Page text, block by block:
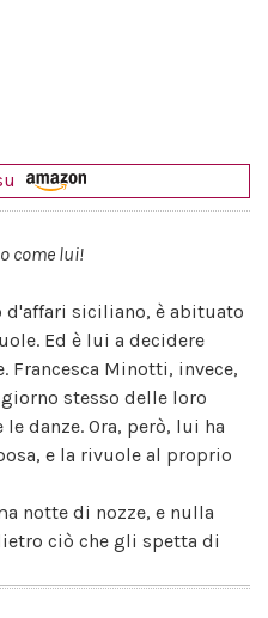
come lui!
d'affari siciliano, è abituato
Ed è lui a decidere
Francesca Minotti, invece,
stesso delle loro
danze. Ora, però, lui ha
e la rivuole al proprio
notte di nozze, e nulla
ciò che gli spetta di